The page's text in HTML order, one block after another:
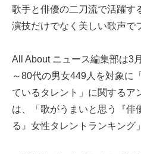
歌手と俳優の二刀流で活躍す
演技だけでなく美しい歌声で
All About ニュース編集部は3
～80代の男女449人を対象に
ているタレント」に関するア
は、「歌がうまいと思う『俳
る』女性タレントランキング